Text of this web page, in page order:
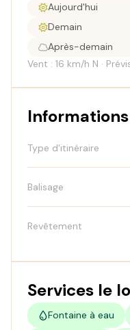
Aujourd'hui
Demain
Après-demain
Vent : 16 km/h N ·
Type d'itinéraire
Balisage
Revêtement
Services le
Fontaine à eau